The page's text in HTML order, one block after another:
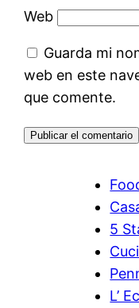
Web
Guarda mi
web en este
que comente.
5
L’